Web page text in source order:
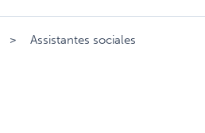
Assistantes sociales